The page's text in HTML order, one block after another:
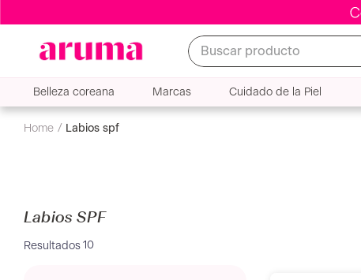
Buscar producto
Belleza coreana Marcas Cuidado de la Piel
labios spf
Labios SPF
10